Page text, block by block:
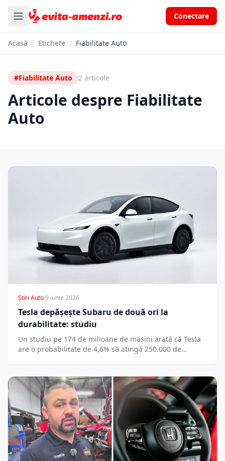
Conectare
Acasă / Etichete / Fiabilitate Auto
#Fiabilitate Auto 2 articole
Articole despre Fiabilitate
Auto
Știri Auto·9 iunie 2026
Tesla depășește Subaru de două ori la
durabilitate: studiu
Un studiu pe 174 de milioane de mașini arată că Tesla
are o probabilitate de 4,6% să atingă 250.000 de…